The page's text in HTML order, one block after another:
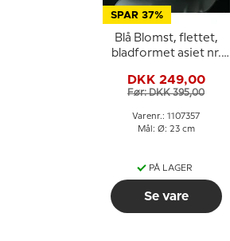
SPAR 37%
Blå Blomst, flettet,
bladformet asiet nr.
Royal Copenhagen
23cm
DKK 249,00
Før: DKK 395,00
Varenr.: 1107357
Mål: Ø: 23 cm
PÅ LAGER
Se vare